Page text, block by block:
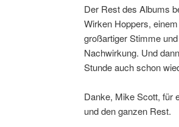
Der Rest des Albums
Wirken Hoppers,
großartiger Stimme
Nachwirkung. Und
Stunde auch schon
Danke, Mike Scott, für
und den ganzen Rest.